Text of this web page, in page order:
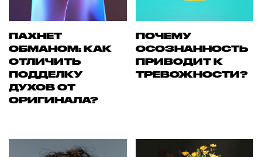
ПАХНЕТ
ОБМАНОМ: КАК
ОТЛИЧИТЬ
ПОДДЕЛКУ
ДУХОВ ОТ
ОРИГИНАЛА?
ПОЧЕМУ
ОСОЗНАННОСТЬ
ПРИВОДИТ К
ТРЕВОЖНОСТИ?